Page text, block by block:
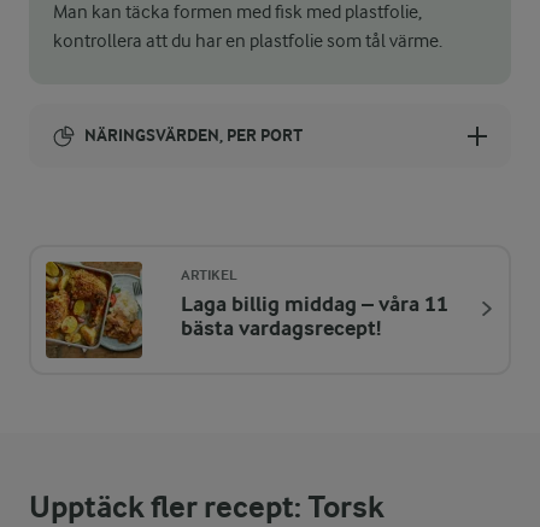
Man kan täcka formen med fisk med plastfolie,
kontrollera att du har en plastfolie som tål värme.
NÄRINGSVÄRDEN, PER PORT
ENERGIDISTRIBUTION %
NÄRINGSVÄRDEN PER PORT
Fett:
70,8 %
103,2 g
ARTIKEL
Laga billig middag – våra 11
bästa vardagsrecept!
Upptäck fler recept: Torsk